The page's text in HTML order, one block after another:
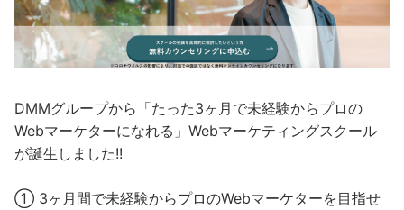
DMMグループから「たった3ヶ月で未経験からプロの
Webマーケターになれる」Webマーケティングスクール
が誕生しました!!
① 3ヶ月間で未経験からプロのWebマーケターを目指せ